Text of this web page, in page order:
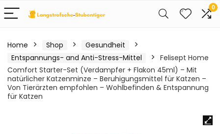
0
Home Shop
Gesundheit
Entspannungs- and Anti-Stress-Mittel
Felisept Home
Comfort Starter-Set (Verdampfer + Flakon 45ml) – Mit
natürlicher Katzenminze – Beruhigungsmittel für Katzen –
Von Tierärzten empfohlen – Wohlbefinden & Entspannung
für Katzen